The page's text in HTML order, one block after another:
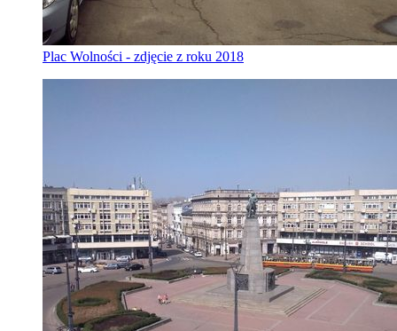
Plac Wolności - zdjęcie z roku 2018